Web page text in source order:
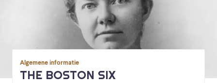
Algemene informatie
THE BOSTON SIX